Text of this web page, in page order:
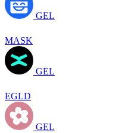
GEL
MASK
GEL
EGLD
GEL